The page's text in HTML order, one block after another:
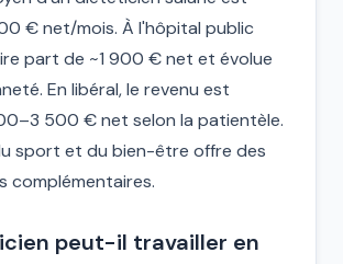
€ net/mois. À l'hôpital public
part de ~1 900 € net et évolue
En libéral, le revenu est
500 € net selon la patientèle.
sport et du bien-être offre des
complémentaires.
peut-il travailler en